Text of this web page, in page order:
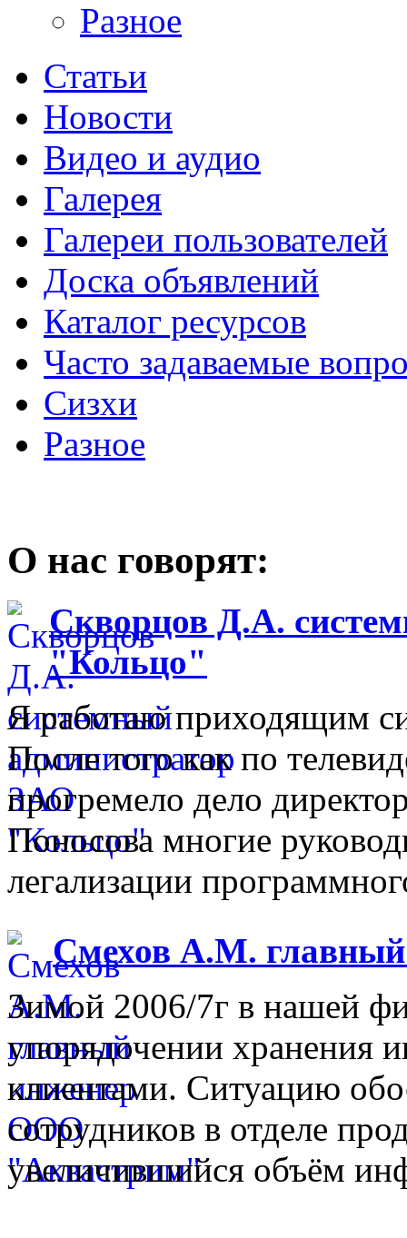
Разное
Статьи
Новости
Видео и аудио
Галерея
Галереи пользователей
Доска объявлений
Каталог ресурсов
Часто задаваемые
Сизхи
Разное
О нас говорят:
Скворцов Д.А.
"Кольцо"
Я работаю приходящим
После того как по
прогремело дело
Поносова многие
легализации
Смехов А.М.
Зимой 2006/7г в нашей
упорядочении хранения
клиентами. Ситуацию
сотрудников в отделе
увеличившийся объём